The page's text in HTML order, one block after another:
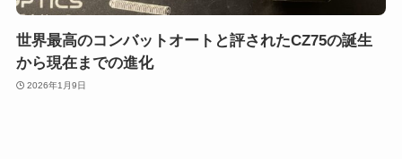
世界最高のコンバットオートと評されたCZ75の誕生
から現在までの進化
2026年1月9日